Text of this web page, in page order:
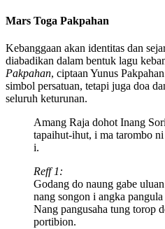
Mars Toga Pakpahan
Kebanggaan akan identitas dan
diabadikan dalam bentuk lagu
Pakpahan, ciptaan Yunus
simbol persatuan, tetapi juga doa
seluruh keturunan.
Amang Raja dohot Inang
tapaihut-ihut, i ma tarombo
i.
Reff 1:
Godang do naung gabe
nang songon i angka
Nang pangusaha tung torop
portibion.